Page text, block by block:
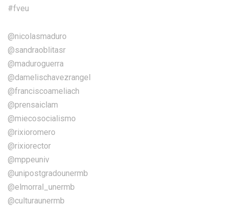
#fveu
@nicolasmaduro
@sandraoblitasr
@maduroguerra
@damelischavezrangel
@franciscoameliach
@prensaiclam
@miecosocialismo
@rixioromero
@rixiorector
@mppeuniv
@unipostgradounermb
@elmorral_unermb
@culturaunermb